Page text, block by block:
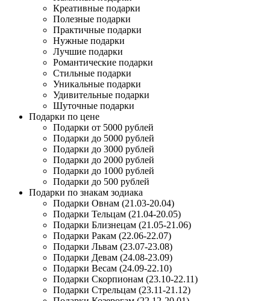
Креативные подарки
Полезные подарки
Практичные подарки
Нужные подарки
Лучшие подарки
Романтические подарки
Стильные подарки
Уникальные подарки
Удивительные подарки
Шуточные подарки
Подарки по цене
Подарки от 5000 рублей
Подарки до 5000 рублей
Подарки до 3000 рублей
Подарки до 2000 рублей
Подарки до 1000 рублей
Подарки до 500 рублей
Подарки по знакам зодиака
Подарки Овнам (21.03-20.04)
Подарки Тельцам (21.04-20.05)
Подарки Близнецам (21.05-21.06)
Подарки Ракам (22.06-22.07)
Подарки Львам (23.07-23.08)
Подарки Девам (24.08-23.09)
Подарки Весам (24.09-22.10)
Подарки Скорпионам (23.10-22.11)
Подарки Стрельцам (23.11-21.12)